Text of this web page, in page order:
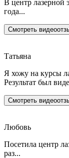
В центр
года...
Смотреть
Татьяна
Я хожу на курсы
Результат был
Смотреть
Любовь
Посетила центр
раз...